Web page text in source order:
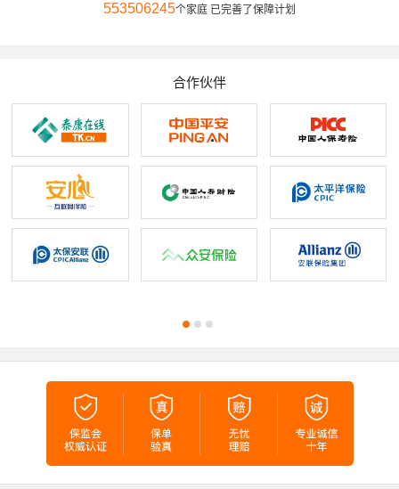
553506245个家庭 已完善了保障计划
合作伙伴